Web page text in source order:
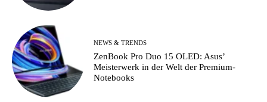
NEWS & TRENDS
ZenBook Pro Duo 15 OLED: Asus’
Meisterwerk in der Welt der Premium-
Notebooks